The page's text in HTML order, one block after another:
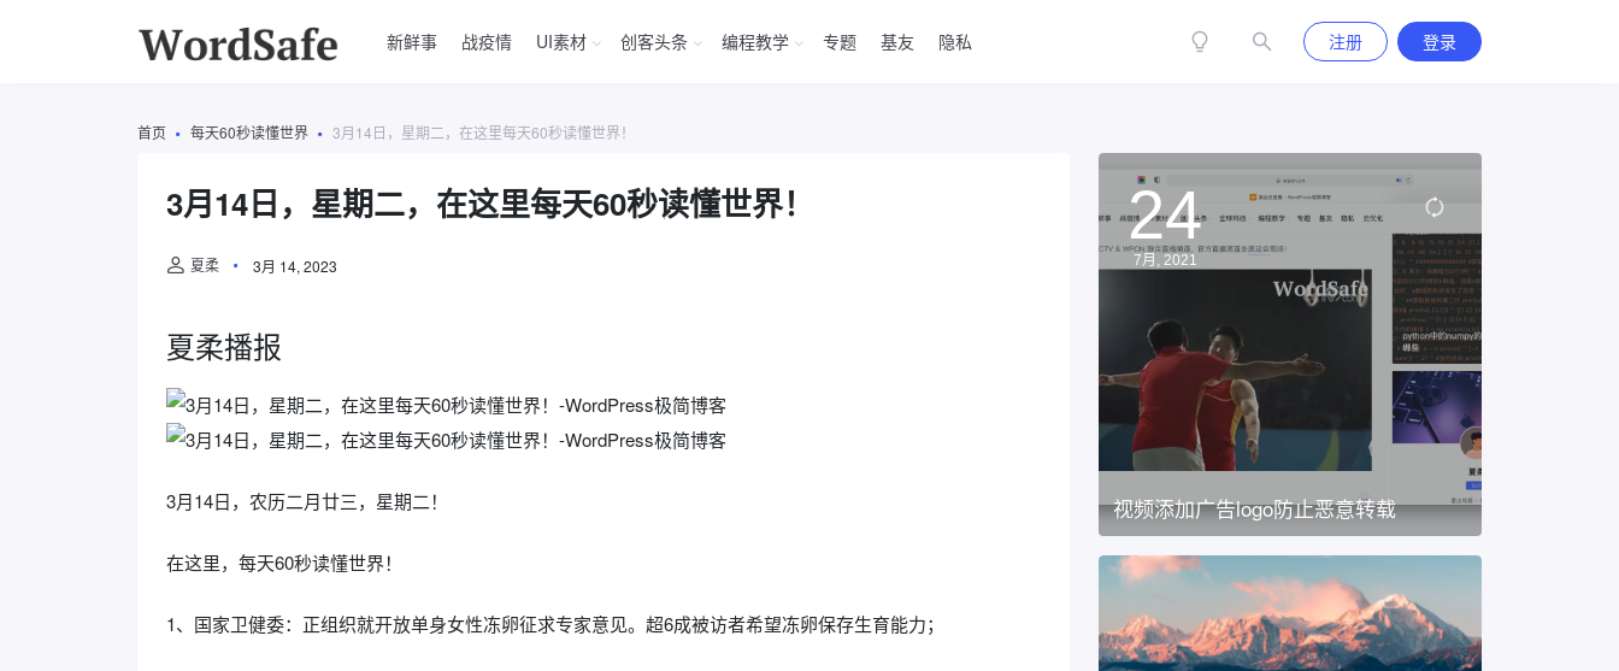
新鲜事 战疫情 UI素材 创客头条 编程教学 专题 基友 隐私 注册 登录
首页 每天60秒读懂世界 3月14日，星期二，在这里每天60秒读懂世界！
3月14日，星期二，在这里每天60秒读懂世界！
夏柔 3月 14, 2023
夏柔播报
3月14日，农历二月廿三，星期二！
在这里，每天60秒读懂世界！
1、国家卫健委：正组织就开放单身女性冻卵征求专家意见。超6成被访者希望冻卵保存生育能力；
24
7月, 2021
视频添加广告logo防止恶意转载